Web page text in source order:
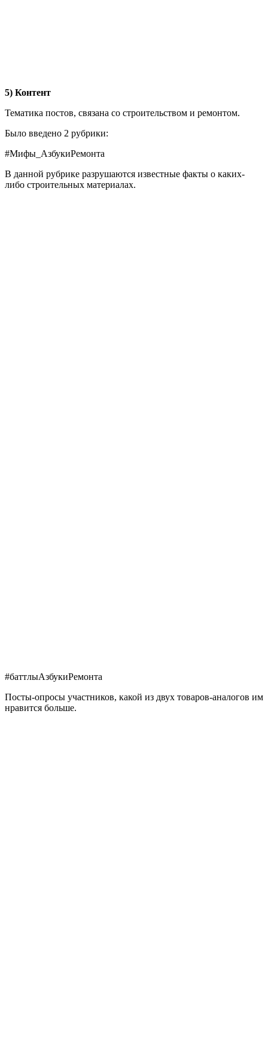
5) Контент
Тематика постов, связана со строительством и ремонтом.
Было введено 2 рубрики:
#Мифы_АзбукиРемонта
В данной рубрике разрушаются известные факты о каких-
либо строительных материалах.
#баттлыАзбукиРемонта
Посты-опросы участников, какой из двух товаров-аналогов им
нравится больше.